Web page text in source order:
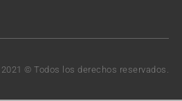
© Todos los derechos reservados.